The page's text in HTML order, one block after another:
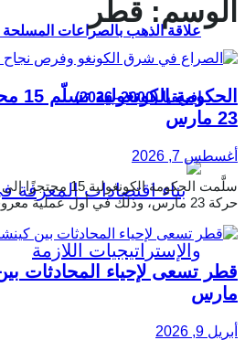
علاقة الذهب بالصراعات المسلحة
إفريقيا (2000–2026)
الوسم: قطر
23 مارس
أغسطس 7, 2026
سلَّمت الحكومة
حركة 23 مارس، وذلك في أول عملية معروفة من نوعها بموجب ...
مارس
أبريل 9, 2026